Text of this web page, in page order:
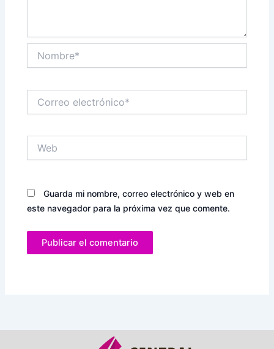
electrónico*
Guarda mi nombre, correo electrónico y web en
este navegador para la próxima vez que comente.